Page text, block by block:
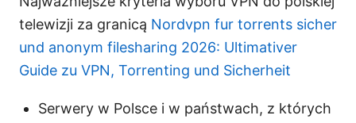
telewizji za granicą Nordvpn fur torrents sicher
und anonym filesharing 2026: Ultimativer
Guide zu VPN, Torrenting und Sicherheit
Serwery w Polsce i w państwach, z których